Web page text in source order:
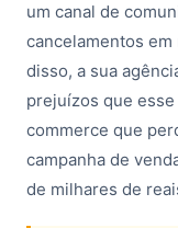
um canal de
cancelamentos
disso, a sua
prejuízos que
commerce que
campanha de
de milhares de